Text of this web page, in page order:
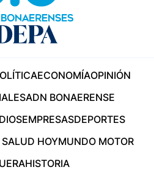
ECONOMÍAOPINIÓN
ADN BONAERENSE
EMPRESASDEPORTES
HOYMUNDO MOTOR
HISTORIA